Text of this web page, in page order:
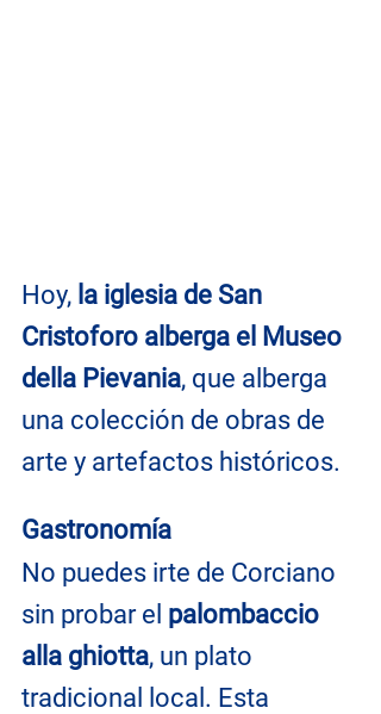
Hoy, la iglesia de San
Cristoforo alberga el Museo
della Pievania, que alberga
una colección de obras de
arte y artefactos históricos.
Gastronomía
No puedes irte de Corciano
sin probar el palombaccio
alla ghiotta, un plato
tradicional local. Esta